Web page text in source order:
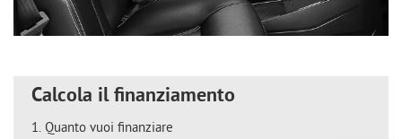
Calcola il finanziamento
1. Quanto vuoi finanziare